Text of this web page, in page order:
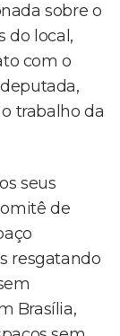
sobre o
do local,
com o
trabalho da
seus
de
resgatando
Brasília,